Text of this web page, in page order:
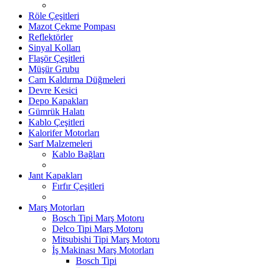
Röle Çeşitleri
Mazot Çekme Pompası
Reflektörler
Sinyal Kolları
Flaşör Çeşitleri
Müşür Grubu
Cam Kaldırma Düğmeleri
Devre Kesici
Depo Kapakları
Gümrük Halatı
Kablo Çeşitleri
Kalorifer Motorları
Sarf Malzemeleri
Kablo Bağları
Jant Kapakları
Fırfır Çeşitleri
Marş Motorları
Bosch Tipi Marş Motoru
Delco Tipi Marş Motoru
Mitsubishi Tipi Marş Motoru
İş Makinası Marş Motorları
Bosch Tipi